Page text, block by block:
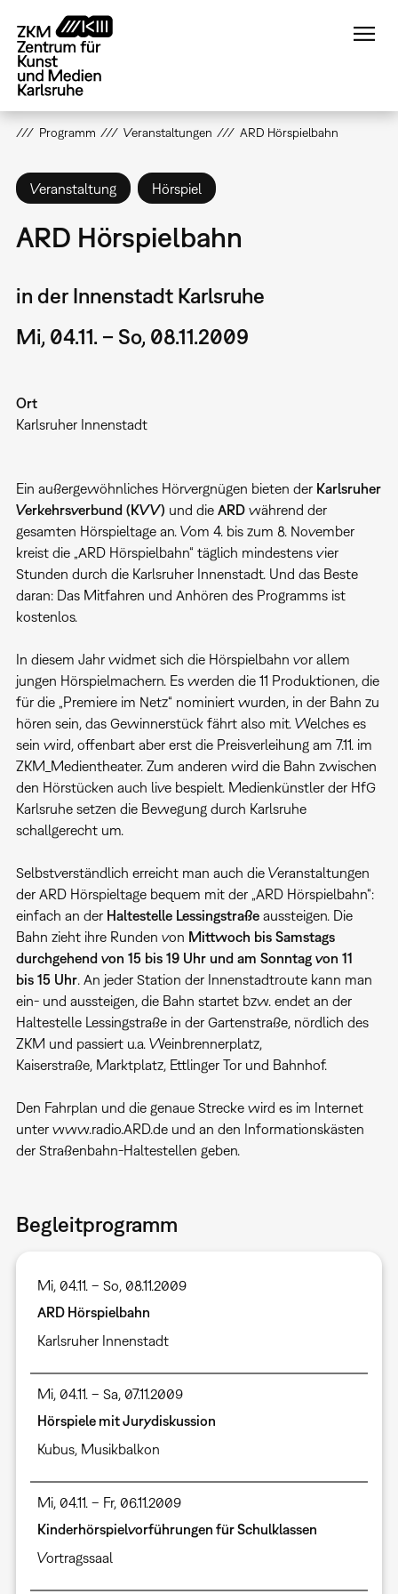
zum
Inhalt
Programm Veranstaltungen ARD Hörspielbahn
Veranstaltung Hörspiel
ARD Hörspielbahn
in der Innenstadt Karlsruhe
Mi, 04.11. – So, 08.11.2009
Ort
Karlsruher Innenstadt
Ein außergewöhnliches Hörvergnügen bieten der Karlsruher
Verkehrsverbund (KVV) und die ARDwährend der
gesamten Hörspieltage an. Vom 4. bis zum 8. November
kreist die „ARD Hörspielbahn“ täglich mindestens vier
Stunden durch die Karlsruher Innenstadt. Und das Beste
daran: Das Mitfahren und Anhören des Programms ist
kostenlos.
In diesem Jahr widmet sich die Hörspielbahn vor allem
jungen Hörspielmachern. Es werden die 11 Produktionen, die
für die „Premiere im Netz“ nominiert wurden, in der Bahn zu
hören sein, das Gewinnerstück fährt also mit. Welches es
sein wird, offenbart aber erst die Preisverleihung am 7.11. im
ZKM_Medientheater. Zum anderen wird die Bahn zwischen
den Hörstücken auch live bespielt. Medienkünstler der HfG
Karlsruhe setzen die Bewegung durch Karlsruhe
schallgerecht um.
Selbstverständlich erreicht man auch die Veranstaltungen
der ARD Hörspieltage bequem mit der „ARD Hörspielbahn“:
einfach an der Haltestelle Lessingstraßeaussteigen. Die
Bahn zieht ihre Runden von Mittwoch bis Samstags
durchgehend von 15 bis 19 Uhr und am Sonntag von 11
bis 15 Uhr. An jeder Station der Innenstadtroute kann man
ein- und aussteigen, die Bahn startet bzw. endet an der
Haltestelle Lessingstraße in der Gartenstraße, nördlich des
ZKM und passiert u.a. Weinbrennerplatz,
Kaiserstraße, Marktplatz, Ettlinger Tor und Bahnhof.
Den Fahrplan und die genaue Strecke wird es im Internet
unter www.radio.ARD.de und an den Informationskästen
der Straßenbahn-Haltestellen geben.
Begleitprogramm
Mi, 04.11. – So, 08.11.2009
ARD Hörspielbahn
Karlsruher Innenstadt
Mi, 04.11. – Sa, 07.11.2009
Hörspiele mit Jurydiskussion
Kubus, Musikbalkon
Mi, 04.11. – Fr, 06.11.2009
Kinderhörspielvorführungen für Schulklassen
Vortragssaal